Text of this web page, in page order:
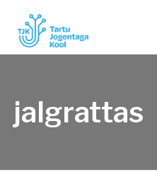
jalgrattas